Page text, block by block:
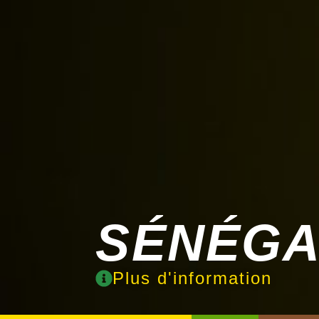
Plus d'information